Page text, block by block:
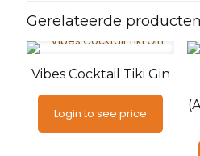
Gerelateerde producten
Vibes Cocktail Tiki Gin
Login to see price